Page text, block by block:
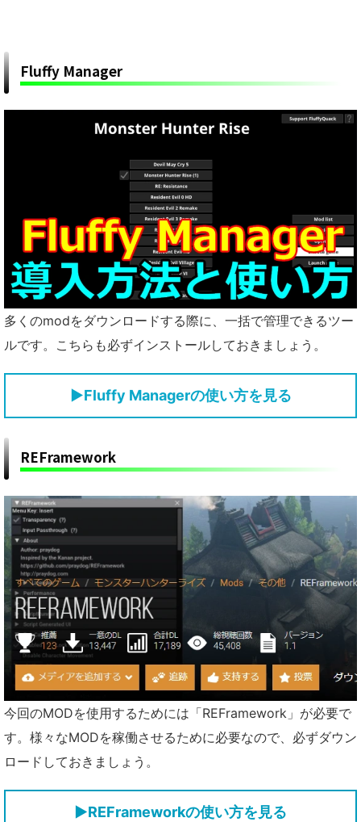
Fluffy Manager
多くのmodをダウンロードする際に、一括で管理できるツー
ルです。こちらも必ずインストールしておきましょう。
▶Fluffy Managerの使い方を見る
REFramework
今回のMODを使用するためには「REFramework」が必要で
す。様々なMODを稼働させるために必要なので、必ずダウン
ロードしておきましょう。
▶REFrameworkの使い方を見る